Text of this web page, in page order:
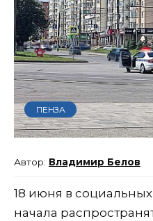
ПЕНЗА
Владимир Белов
18 июня в
начала